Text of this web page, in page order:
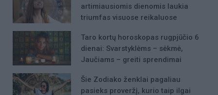
artimiausiomis dienomis laukia
triumfas visuose reikaluose
Taro kortų horoskopas rugpjūčio 6
dienai: Svarstyklėms – sėkmė,
Jaučiams – greiti sprendimai
Šie Zodiako ženklai pagaliau
pasieks proveržį, kurio taip ilgai